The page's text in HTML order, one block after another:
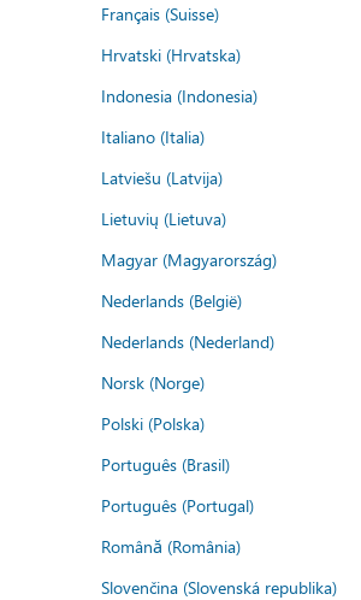
Français (Suisse)
Hrvatski (Hrvatska)
Indonesia (Indonesia)
Italiano (Italia)
Latviešu (Latvija)
Lietuvių (Lietuva)
Magyar (Magyarország)
Nederlands (België)
Nederlands (Nederland)
Norsk (Norge)
Polski (Polska)
Português (Brasil)
Português (Portugal)
Română (România)
Slovenčina (Slovenská republika)